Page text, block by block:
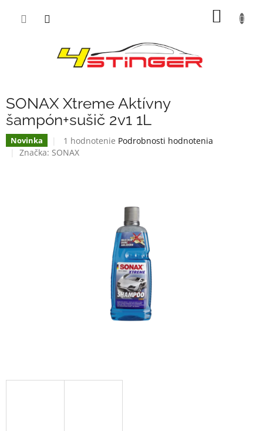
SONAX Xtreme Aktívny
šampón+sušič 2v1 1L
Novinka
Priemerné
hodnotenie
1 hodnotenie Podrobnosti hodnotenia
Značka: SONAX